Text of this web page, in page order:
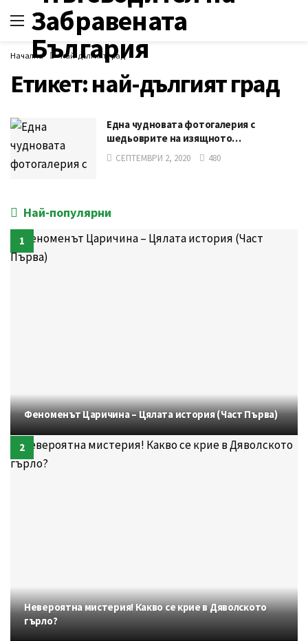
Начална най-дългият град
Етикет:най-дългият град
Една чудновата фотогалерия с
шедьоврите на изящното…
СЕПТЕМВРИ 2, 2020 480
Най-популярни
Феноменът Царичина – Цялата история (Част Първа)
Невероятна мистерия! Какво се крие в Дяволското
гърло?